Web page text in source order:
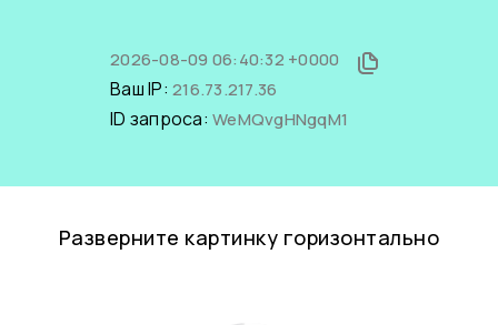
2026-08-09 06:40:32 +0000
Ваш IP: 216.73.217.36
ID запроса: WeMQvgHNgqM1
Разверните картинку горизонтально